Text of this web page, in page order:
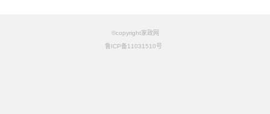
©copyright家政网
鲁ICP备11031510号